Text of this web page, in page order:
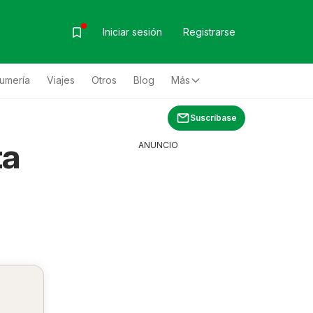
Iniciar sesión Registrarse
Viajes Otros Blog Más
Suscríbase
ANUNCIO